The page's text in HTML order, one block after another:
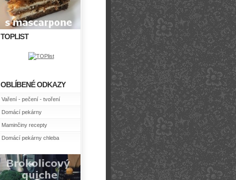
TOPLIST
OBLÍBENÉ ODKAZY
Vaření - pečení - tvoření
Domácí pekárny
Maminčiny recepty
Domácí pekárny chleba